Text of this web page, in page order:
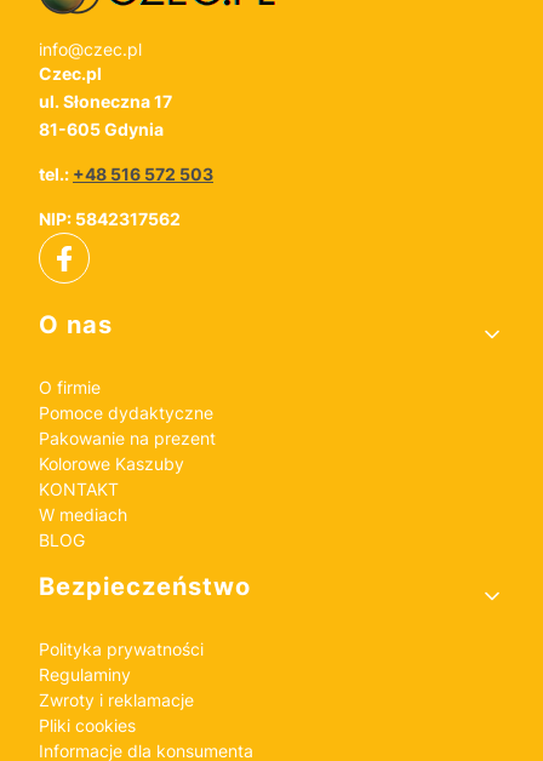
info@czec.pl
Czec.pl
ul. Słoneczna 17
81-605 Gdynia
tel.: +48 516 572 503
NIP: 5842317562
Linki w stopce
O nas
O firmie
Pomoce dydaktyczne
Pakowanie na prezent
Kolorowe Kaszuby
KONTAKT
W mediach
BLOG
Bezpieczeństwo
Polityka prywatności
Regulaminy
Zwroty i reklamacje
Pliki cookies
Informacje dla konsumenta